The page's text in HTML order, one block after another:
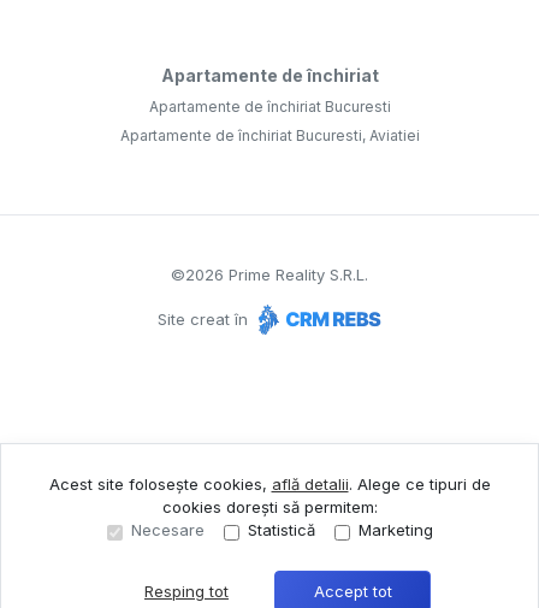
Apartamente de închiriat
Apartamente de închiriat Bucuresti
Apartamente de închiriat Bucuresti, Aviatiei
©2026 Prime Reality S.R.L.
Site creat în
Acest site folosește cookies, află detalii. Alege ce tipuri de
cookies dorești să permitem:
Necesare
Statistică Marketing
Resping tot Accept tot